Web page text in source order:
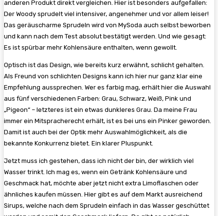
anderen Produkt direkt vergleichen. Hier ist besonders aufgefallen:
Der Woody sprudelt viel intensiver, angenehmer und vor allem leiser!
Das geräuscharme Sprudeln wird von MySoda auch selbst beworben
und kann nach dem Test absolut bestätigt werden. Und wie gesagt:
Es ist spürbar mehr Kohlensäure enthalten, wenn gewollt.
Optisch ist das Design, wie bereits kurz erwähnt, schlicht gehalten.
Als Freund von schlichten Designs kann ich hier nur ganz klar eine
Empfehlung aussprechen. Wer es farbig mag, erhält hier die Auswahl
aus fünf verschiedenen Farben: Grau, Schwarz, Weiß, Pink und
„Pigeon“ – letzteres ist ein etwas dunkleres Grau. Da meine Frau
immer ein Mitspracherecht erhält, ist es bei uns ein Pinker geworden.
Damit ist auch bei der Optik mehr Auswahlmöglichkeit, als die
bekannte Konkurrenz bietet. Ein klarer Pluspunkt.
Jetzt muss ich gestehen, dass ich nicht der bin, der wirklich viel
Wasser trinkt. Ich mag es, wenn ein Getränk Kohlensäure und
Geschmack hat, möchte aber jetzt nicht extra Limoflaschen oder
ähnliches kaufen müssen. Hier gibt es auf dem Markt ausreichend
Sirups, welche nach dem Sprudeln einfach in das Wasser geschüttet